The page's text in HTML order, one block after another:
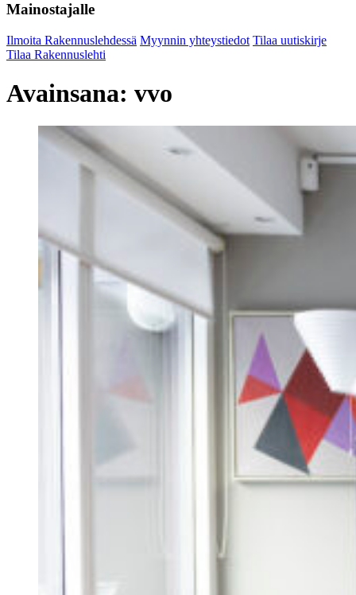
Mainostajalle
Ilmoita Rakennuslehdessä Myynnin yhteystiedot Tilaa uutiskirje
Tilaa Rakennuslehti
Avainsana: vvo